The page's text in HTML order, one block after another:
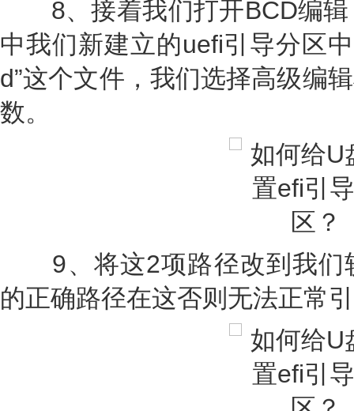
8、接着我们打开BCD编辑
中我们新建立的uefi引导分区
d”这个文件，我们选择高级编
数。
9、将这2项路径改到我们
的正确路径在这否则无法正常